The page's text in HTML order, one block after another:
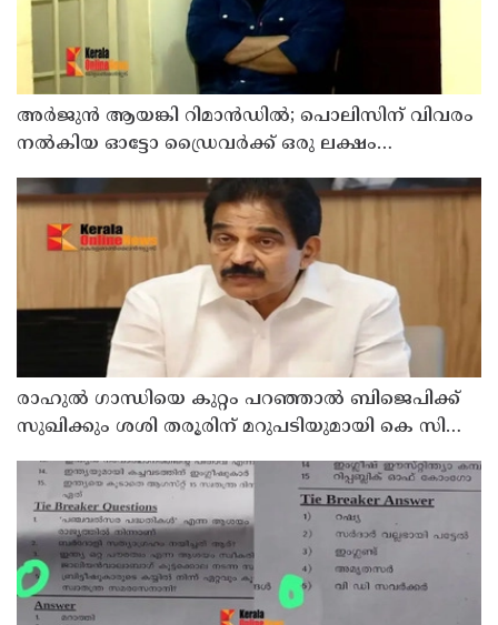
അര്‍ജുന്‍ ആയങ്കി റിമാന്‍ഡില്‍; പൊലിസിന് വിവരം
നൽകിയ ഓട്ടോ ഡ്രൈവർക്ക് ഒരു ലക്ഷം
പാരിതോഷികം നൽകുമെന്ന് മന്ത്രി
രാഹുല്‍ ഗാന്ധിയെ കുറ്റം പറഞ്ഞാല്‍ ബിജെപിക്ക്
സുഖിക്കും ശശി തരൂരിന് മറുപടിയുമായി കെ സി
വേണുഗോപാല്‍